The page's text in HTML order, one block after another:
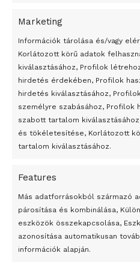
Marketing
Információk tárolása és/vagy
Korlátozott körű adatok
kiválasztásához, Profilok
hirdetés érdekében, Profilok
hirdetés kiválasztásához,
személyre szabásához, Profilok
szabott tartalom
és tökéletesítése, Korlátozott
tartalom kiválasztásához.
Features
Más adatforrásokból származó
párosítása és kombinálása,
eszközök összekapcsolása,
azonosítása automatikusan
információk alapján.
A jövő évben Csehország
Peking – A visegrádi országok
bemutató fotókiállítás nyílt
A Startup Campus egyetemi
okosváros és zöld energetikai
A Ringo Starr új albummal
A középkori közép-ázsiai
Dzsingisz kán hódító hadjárata
Kuramagomedov ötödik,